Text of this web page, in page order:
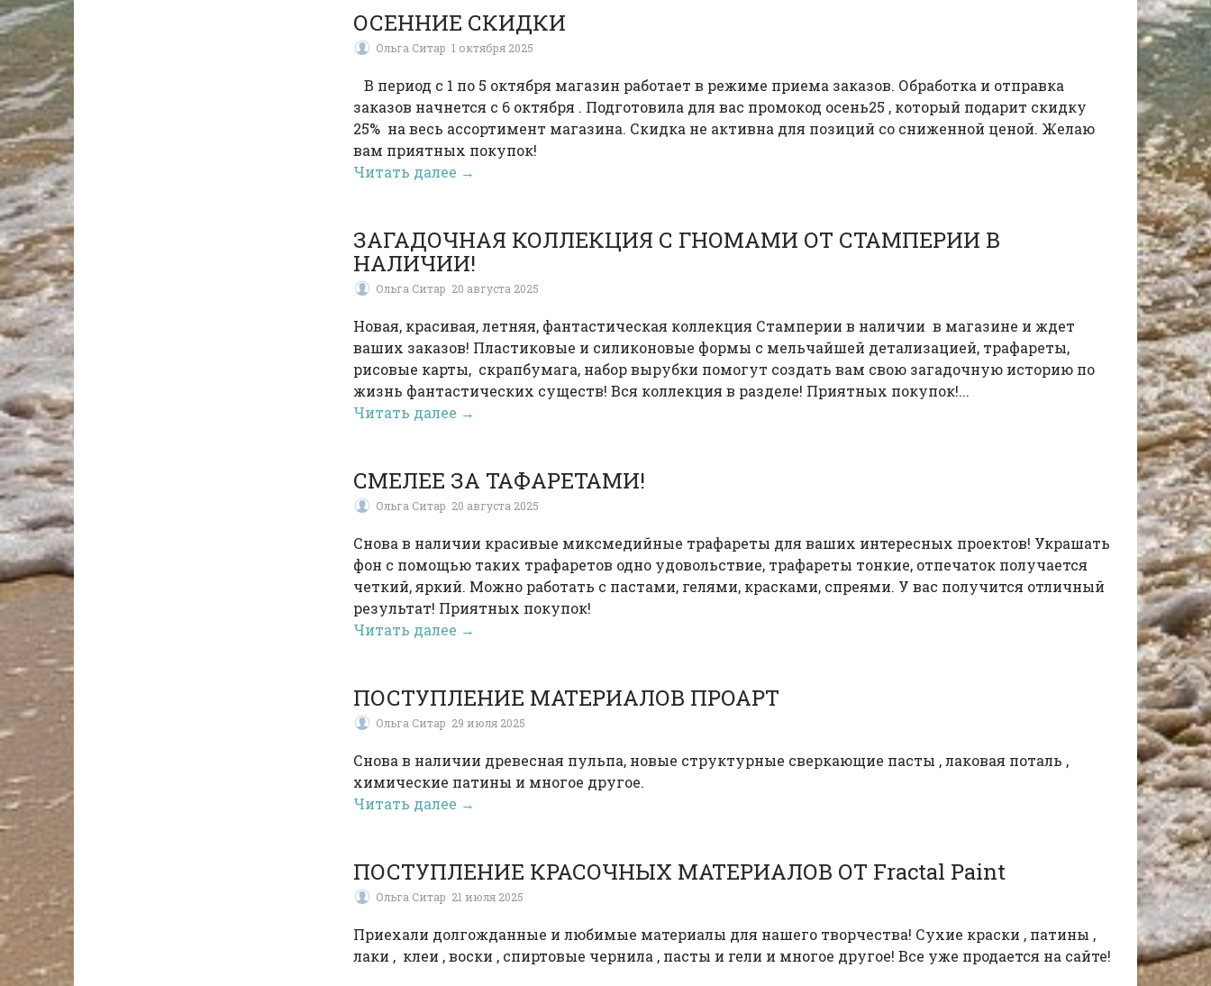
ОСЕННИЕ СКИДКИ
Ольга Ситар 1 октября 2025
В период с 1 по 5 октября магазин работает в режиме приема заказов. Обработка и отправка
заказов начнется с 6 октября . Подготовила для вас промокод осень25 , который подарит скидку
25% на весь ассортимент магазина. Скидка не активна для позиций со сниженной ценой. Желаю
вам приятных покупок!
Читать далее →
ЗАГАДОЧНАЯ КОЛЛЕКЦИЯ С ГНОМАМИ ОТ СТАМПЕРИИ В
НАЛИЧИИ!
Ольга Ситар 20 августа 2025
Новая, красивая, летняя, фантастическая коллекция Стамперии в наличии в магазине и ждет
ваших заказов! Пластиковые и силиконовые формы с мельчайшей детализацией, трафареты,
рисовые карты, скрапбумага, набор вырубки помогут создать вам свою загадочную историю по
жизнь фантастических существ! Вся коллекция в разделе! Приятных покупок!...
Читать далее →
СМЕЛЕЕ ЗА ТАФАРЕТАМИ!
Ольга Ситар 20 августа 2025
Снова в наличии красивые миксмедийные трафареты для ваших интересных проектов! Украшать
фон с помощью таких трафаретов одно удовольствие, трафареты тонкие, отпечаток получается
четкий, яркий. Можно работать с пастами, гелями, красками, спреями. У вас получится отличный
результат! Приятных покупок!
Читать далее →
ПОСТУПЛЕНИЕ МАТЕРИАЛОВ ПРОАРТ
Ольга Ситар 29 июля 2025
Снова в наличии древесная пульпа, новые структурные сверкающие пасты , лаковая поталь ,
химические патины и многое другое.
Читать далее →
ПОСТУПЛЕНИЕ КРАСОЧНЫХ МАТЕРИАЛОВ ОТ Fractal Paint
Ольга Ситар 21 июля 2025
Приехали долгожданные и любимые материалы для нашего творчества! Сухие краски , патины ,
лаки , клеи , воски , спиртовые чернила , пасты и гели и многое другое! Все уже продается на сайте!